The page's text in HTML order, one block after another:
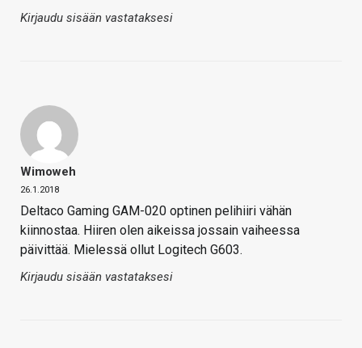
Kirjaudu sisään vastataksesi
Wimoweh
26.1.2018
Deltaco Gaming GAM-020 optinen pelihiiri vähän
kiinnostaa. Hiiren olen aikeissa jossain vaiheessa
päivittää. Mielessä ollut Logitech G603.
Kirjaudu sisään vastataksesi